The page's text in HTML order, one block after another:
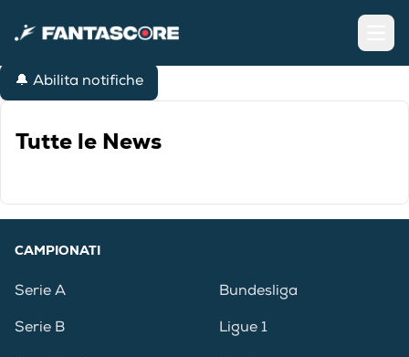
🔔 Abilita notifiche
Tutte le News
CAMPIONATI
Serie A
Serie B
Bundesliga
Ligue 1